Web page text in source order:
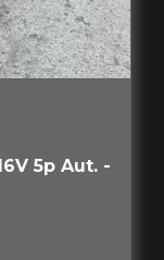
5p Aut. -